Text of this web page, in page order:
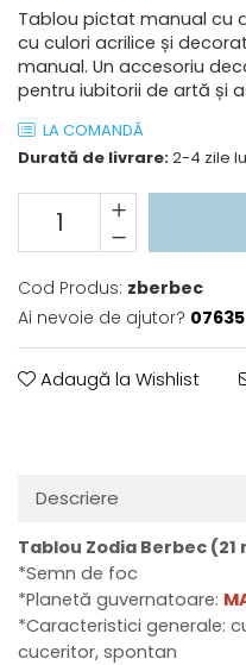
Tablou pictat manual cu
cu culori acrilice și
manual. Un accesoriu
pentru iubitorii de artă și
LA COMANDĂ
Durată de livrare:2-4 zile
Cod Produs: zberbec
Ai nevoie de ajutor?
Adaugă la Wishlist
Descriere
Tablou Zodia Berbec
*Semn de foc
*Planetă guvernatoare:
*Caracteristici generale:
cuceritor, spontan